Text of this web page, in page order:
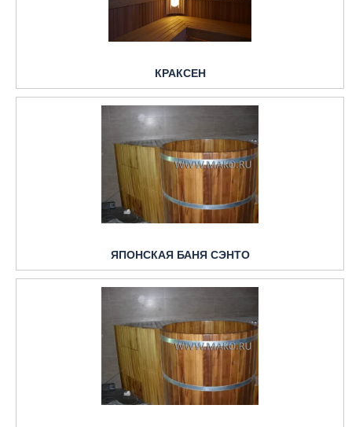
КРАКСЕН
ЯПОНСКАЯ БАНЯ СЭНТО